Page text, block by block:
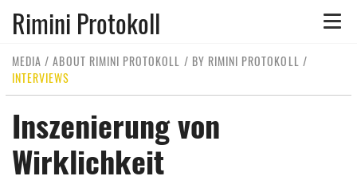
Toggle
Rimini Protokoll
MEDIA /ABOUT RIMINI PROTOKOLL / BY RIMINI PROTOKOLL /
INTERVIEWS
Inszenierung von
Wirklichkeit